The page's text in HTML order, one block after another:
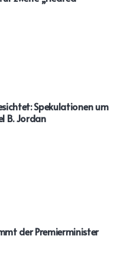
Spekulationen um
B. Jordan
der Premierminister